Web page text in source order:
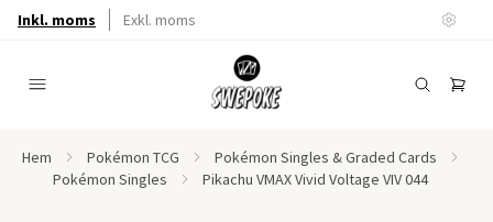
Inkl. moms Exkl. moms
Hem Pokémon TCG
Pokémon Singles & Graded Cards
Pokémon Singles
Pikachu VMAX Vivid Voltage VIV 044